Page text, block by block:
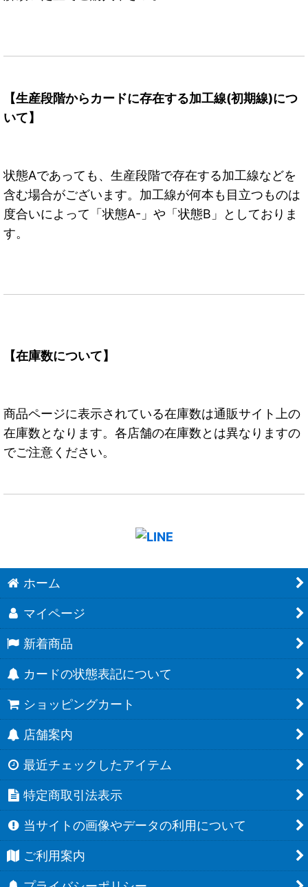
【生産段階からカードに存在する加工線(初期線)につ
いて】
状態Aであっても、生産段階で存在する加工線などを
含む場合がございます。加工線が何本も目立つものは
度合いによって「状態A-」や「状態B」としておりま
す。
【在庫数について】
商品ページに表示されている在庫数は通販サイト上の
在庫数となります。各店舗の在庫数とは異なりますの
でご注意ください。
ホーム
マイページ
新着商品
カードの状態表記について
ショッピングカート
店舗案内
最近チェックしたアイテム
特定商取引法表示
当サイトの画像やデータの利用について
ご利用案内